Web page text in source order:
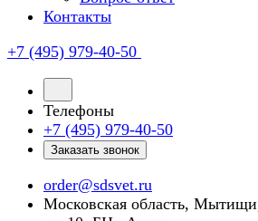
Контакты
+7 (495) 979-40-50
Телефоны
+7 (495) 979-40-50
Заказать звонок
order@sdsvet.ru
Московская область,